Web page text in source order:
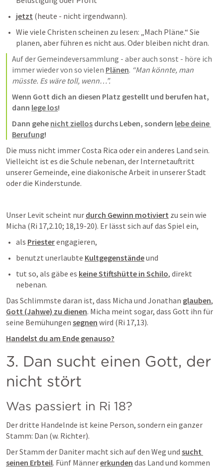
jetzt (heute - nicht irgendwann).
Wie viele Christen scheinen zu lesen: „Mach Pläne.“ Sie
planen, aber führen es nicht aus. Oder bleiben nicht dran.
Auf der Gemeindeversammlung - aber auch sonst - höre ich
immer wieder von so vielen Plänen. “Man könnte, man
müsste. Es wäre toll, wenn…”.
Wenn Gott dich an diesen Platz gestellt und berufen hat,
dann lege los!
Dann gehe nicht ziellos durchs Leben, sondern lebe deine
Berufung!
Die muss nicht immer Costa Rica oder ein anderes Land sein.
Vielleicht ist es die Schule nebenan, der Internetauftritt
unserer Gemeinde, eine diakonische Arbeit in unserer Stadt
oder die Kinderstunde.
Unser Levit scheint nur durch Gewinn motiviert zu sein wie
Micha (Ri 17,2.10; 18,19-20). Er lässt sich auf das Spiel ein,
als Priester engagieren,
benutzt unerlaubte Kultgegenstände und
tut so, als gäbe es keine Stiftshütte in Schilo, direkt
nebenan.
Das Schlimmste daran ist, dass Micha und Jonathan glauben
Gott (Jahwe) zu dienen. Micha meint sogar, dass Gott ihn für
seine Bemühungen segnen wird (Ri 17,13).
Handelst du am Ende genauso?
3. Dan sucht einen Gott, der
nicht stört
Was passiert in Ri 18?
Der dritte Handelnde ist keine Person, sondern ein ganzer
Stamm: Dan (w. Richter).
Der Stamm der Daniter macht sich auf den Weg und sucht
seinen Erbteil. Fünf Männer erkunden das Land und kommen